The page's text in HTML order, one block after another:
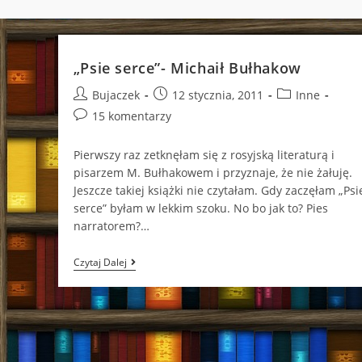
„Psie serce”- Michaił Bułhakow
Post
author:
Bujaczek
Post
published:
12 stycznia, 2011
PostInne
Post15 komentarzy
Pierwszy raz zetknęłam się z rosyjską literaturą i
pisarzem M. Bułhakowem i przyznaje, że nie żałuję.
Jeszcze takiej książki nie czytałam. Gdy zaczęłam
serce” byłam w lekkim szoku. No bo jak to? Pies
narratorem?…
Czytaj Dalej„Psie
Serce”-
Michaił
Bułhakow